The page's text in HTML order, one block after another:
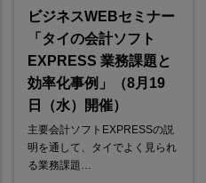
ビジネスWEBセミナー
「タイの会計ソフト
EXPRESS 業務課題と
効率化事例」（8月19
日（水）開催）
主要会計ソフトEXPRESSの説
明を通して、タイでよく見られ
る業務課題…